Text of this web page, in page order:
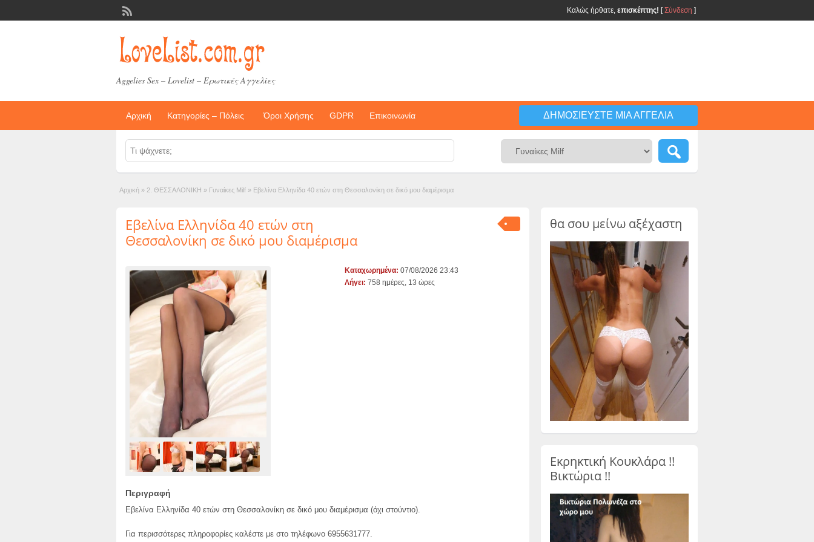
Καλώς ήρθατε, επισκέπτης! [Σύνδεση ]
Aggelies Sex – Lovelist – Ερωτικές Αγγελίες
Αρχική Κατηγορίες – Πόλεις Όροι Χρήσης GDPR Επικοινωνία ΔΗΜΟΣΙΕΎΣΤΕ ΜΙΑ ΑΓΓΕΛΊΑ
Αρχική » 2. ΘΕΣΣΑΛΟΝΙΚΗ » Γυναίκες Milf » Εβελίνα Ελληνίδα 40 ετών στη Θεσσαλονίκη σε δικό μου διαμέρισμα
Εβελίνα Ελληνίδα 40 ετών στη
Θεσσαλονίκη σε δικό μου διαμέρισμα
Καταχωρημένα: 07/08/2026 23:43
Λήγει: 758 ημέρες, 13 ώρες
Περιγραφή
Εβελίνα Ελληνίδα 40 ετών στη Θεσσαλονίκη σε δικό μου διαμέρισμα (όχι στούντιο).
Για περισσότερες πληροφορίες καλέστε με στο τηλέφωνο 6955631777.
θα σου μείνω αξέχαστη
Εκρηκτική Κουκλάρα !!
Βικτώρια !!